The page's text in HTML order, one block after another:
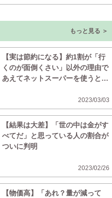
もっと見る ＞
【実は節約になる】約1割が「行
くのが面倒くさい」以外の理由で
あえてネットスーパーを使うと判
2023/03/03
【結果は大差】「世の中は金がす
べてだ」と思っている人の割合が
ついに判明
2023/02/26
【物価高】「あれ？量が減って